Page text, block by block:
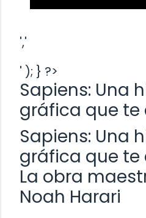
','
' ); } ?>
Sapiens: Una
gráfica que
Sapiens: Una
gráfica que
La obra
Noah Harari